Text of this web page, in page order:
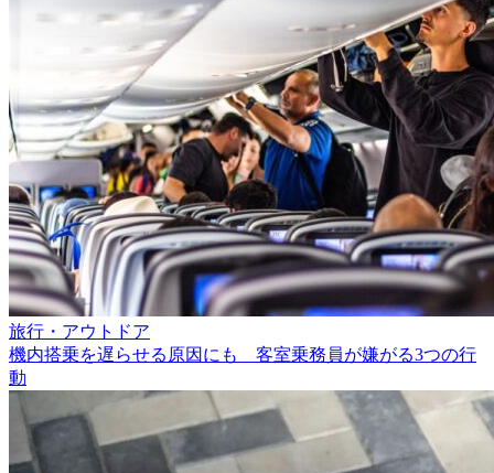
旅行・アウトドア
機内搭乗を遅らせる原因にも 客室乗務員が嫌がる3つの行
動